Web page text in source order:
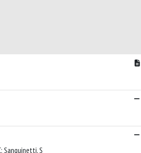
Sanguinetti, S